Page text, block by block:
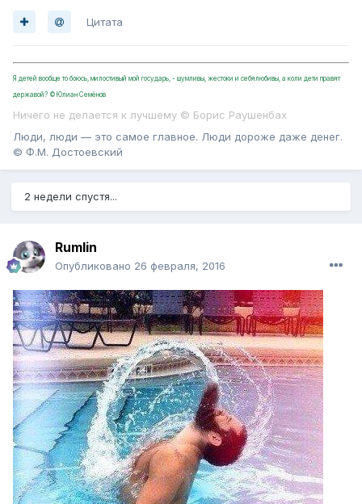
Цитата
Я детей вообще то боюсь, милостивый мой государь, - шумливы, жестоки и себялюбивы, а коли дети правят
державой? ©Юлиан Семёнов
Ничего не делается к лучшему © Борис Раушенбах
Люди, люди — это самое главное. Люди дороже даже денег.
© Ф.М. Достоевский
2 недели спустя...
Rumlin
Опубликовано 26 февраля, 2016